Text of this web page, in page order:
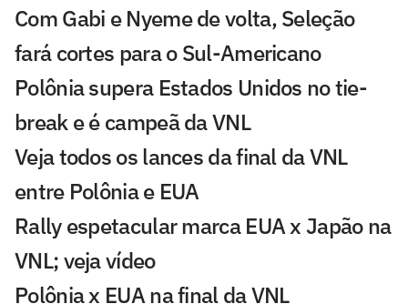
Com Gabi e Nyeme de volta, Seleção
fará cortes para o Sul-Americano
Polônia supera Estados Unidos no tie-
break e é campeã da VNL
Veja todos os lances da final da VNL
entre Polônia e EUA
Rally espetacular marca EUA x Japão na
VNL; veja vídeo
Polônia x EUA na final da VNL